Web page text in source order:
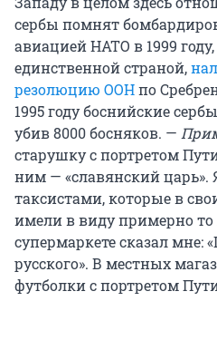
сербы помнят
авиацией НАТО в 1999
единственной страной,
резолюцию ООНпо
1995 году боснийские
убив 8000 босняков. —
старушку с портретом
ним — «славянский царь».
таксистами, которые в
имели в виду примерно то
супермаркете сказал мне:
русского». В местных
футболки с портретом